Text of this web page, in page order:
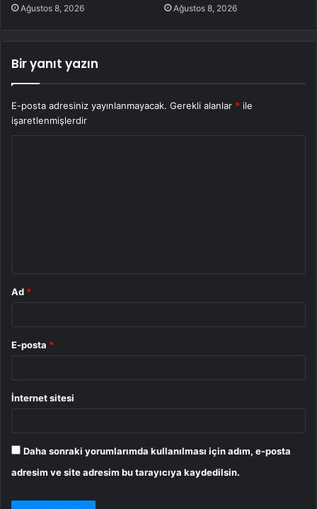
Ağustos 8, 2026 Ağustos 8, 2026
Bir yanıt yazın
E-posta adresiniz yayınlanmayacak. Gerekli alanlar * ile
işaretlenmişlerdir
Ad *
E-posta *
İnternet sitesi
Daha sonraki yorumlarımda kullanılması için adım, e-posta
adresim ve site adresim bu tarayıcıya kaydedilsin.